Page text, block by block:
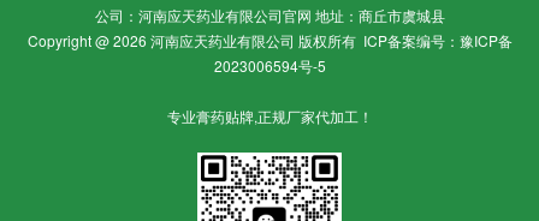
公司：河南应天药业有限公司官网 地址：商丘市虞城县
Copyright @ 2026 河南应天药业有限公司 版权所有 ICP备案编号：豫ICP备
2023006594号-5
专业膏药贴牌,正规厂家代加工！